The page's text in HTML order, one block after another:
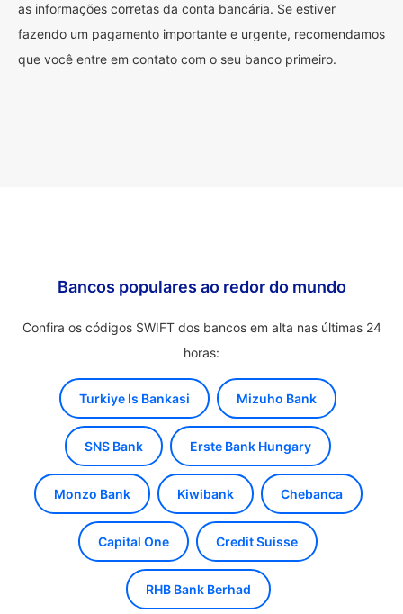
as informações corretas da conta bancária. Se estiver
fazendo um pagamento importante e urgente, recomendamos
que você entre em contato com o seu banco primeiro.
Bancos populares ao redor do mundo
Confira os códigos SWIFT dos bancos em alta nas últimas 24
horas:
Turkiye Is Bankasi Mizuho Bank
SNS Bank Erste Bank Hungary
Monzo Bank Kiwibank Chebanca
Capital One Credit Suisse
RHB Bank Berhad